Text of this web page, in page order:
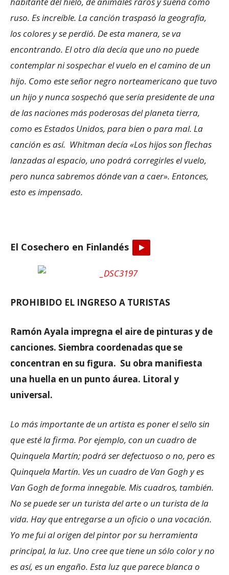
ruso. Es increíble. La canción traspasó la geografía,
los colores y se perdió. De esta manera, se va
encontrando. El otro día decía que uno no puede
contemplar ni sospechar el vuelo en el camino de un
hijo. Como este señor negro norteamericano que tuvo
un hijo y nunca sospechó que sería presidente de una
de las naciones más poderosas del planeta tierra,
como es Estados Unidos, para bien o para mal. La
canción es así. Whitman decía «Los hijos son flechas
lanzadas al espacio, uno podrá corregirles el vuelo,
pero nunca sabremos dónde van a caer». Entonces,
esto es impensado.
El Cosechero en Finlandés
PROHIBIDO EL INGRESO A TURISTAS
Ramón Ayala impregna el aire de pinturas y de
canciones. Siembra coordenadas que se
concentran en su figura. Su obra manifiesta
una huella en un punto áurea. Litoral y
universal.
Lo más importante de un artista es poner el sello sin
que esté la firma. Por ejemplo, con un cuadro de
Quinquela Martín; podrá ser defectuoso o no, pero es
Quinquela Martín. Ves un cuadro de Van Gogh y es
Van Gogh de forma innegable. Mis cuadros, también.
No se puede ser un turista del arte o un turista de la
vida. Hay que entregarse a un oficio o una vocación.
Yo me fui al origen del pintor por su herramienta
principal, la luz. Uno cree que tiene un sólo color y no
es así, es un engaño. Esta luz que parece blanca o